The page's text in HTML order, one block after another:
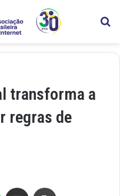
transforma a
regras de